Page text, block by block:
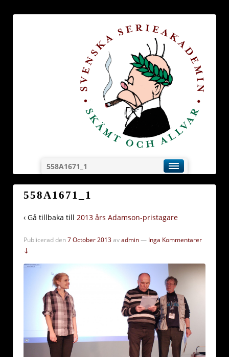
558A1671_1
558A1671_1
‹ Gå tillbaka till 2013 års Adamson-pristagare
Publicerad den7 October 2013avadmin— Inga Kommentarer
↓